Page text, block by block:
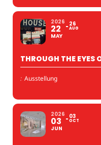
2026
22
MAY
26
AUG
THROUGH THE EYES
: Ausstellung
2026
03
JUN
03
OCT